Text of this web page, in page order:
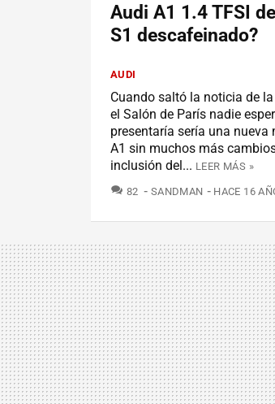
Audi A1 1.4 TFSI
S1 descafeinado?
AUDI
Cuando saltó la noticia de
el Salón de París nadie
presentaría sería una
A1 sin muchos más
inclusión del... LEER MÁS »
82 COMENTARIOS
SANDMAN HACE 16